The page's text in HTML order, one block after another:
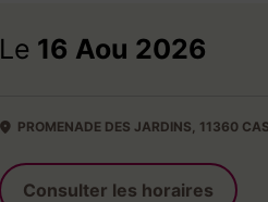
Le 16 Aou 2026
PROMENADE DES JARDINS, 11360
Consulter les horaires